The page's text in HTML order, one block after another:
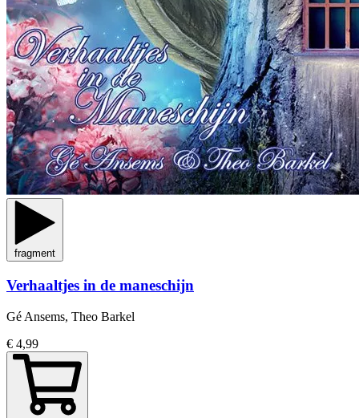
fragment
Verhaaltjes in de maneschijn
Gé Ansems, Theo Barkel
€ 4,99